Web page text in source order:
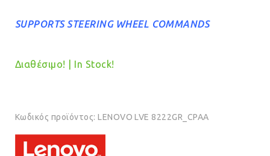
SUPPORTS STEERING WHEEL COMMANDS
Διαθέσιμο! | In Stock!
Κωδικός προϊόντος:LENOVO LVE 8222GR_CPAA